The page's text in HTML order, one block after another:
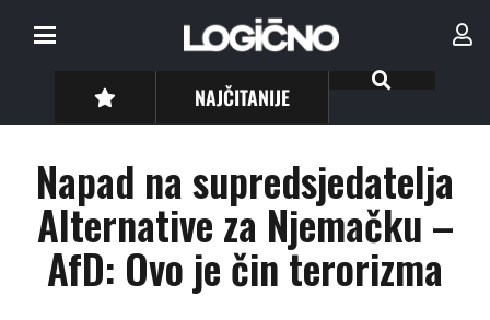
NAJČITANIJE
Napad na supredsjedatelja
Alternative za Njemačku –
AfD: Ovo je čin terorizma